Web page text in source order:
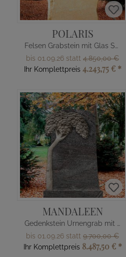
POLARIS
Felsen Grabstein mit Glas Sonne
bis 01.09.26 statt 4.850,00 €
Ihr Komplettpreis 4.243,75 € *
MANDALEEN
Gedenkstein Urnengrab mit Lebensbaum
bis 01.09.26 statt 9.700,00 €
Ihr Komplettpreis 8.487,50 € *